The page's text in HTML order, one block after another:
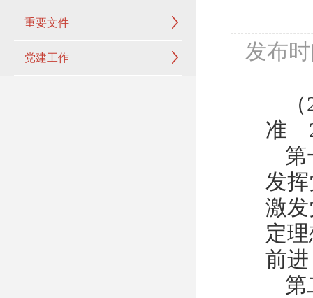
重要文件
党建工作 发布
准
第
发
激
定
前
第